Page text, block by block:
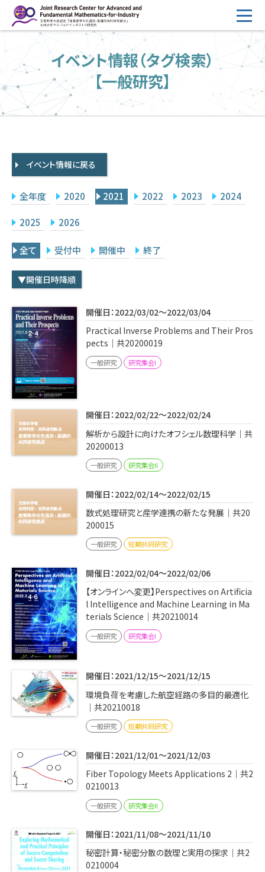
ン
へ
ス
キ
HOME
概要
運営
2026年度公募
採択研究・報告書一覧
イベント情報
研究代表者専用 委員専用
学内専用
Q&A
アクセス・お問合せ
メルマガ
イベント情報（タグ検索）
【一般研究】
イベント情報に戻る
全年度 2020 2021 2022 2023 2024
2025 2026
全て 受付中 開催中 終了
▼開催日時降順
開催日：2022/03/02～2022/03/04
Practical Inverse Problems and Their Pros
pects｜共20200019
一般研究 研究集会I
開催日：2022/02/22～2022/02/24
解析から設計に向けたオフシェル数理科学｜共
20200013
一般研究 研究集会II
開催日：2022/02/14～2022/02/15
数式処理研究と産学連携の新たな発展｜共20
200015
一般研究 短期共同研究
開催日：2022/02/04～2022/02/06
【オンラインへ変更】Perspectives on Artificia
l Intelligence and Machine Learning in Ma
terials Science｜共20210014
一般研究 研究集会I
開催日：2021/12/15～2021/12/15
環境負荷を考慮した航空経路の多⽬的最適化
｜共20210018
一般研究 短期共同研究
開催日：2021/12/01～2021/12/03
Fiber Topology Meets Applications 2｜共2
0210013
一般研究 研究集会II
開催日：2021/11/08～2021/11/10
秘密計算・秘密分散の数理と実用の探求｜共2
0210004